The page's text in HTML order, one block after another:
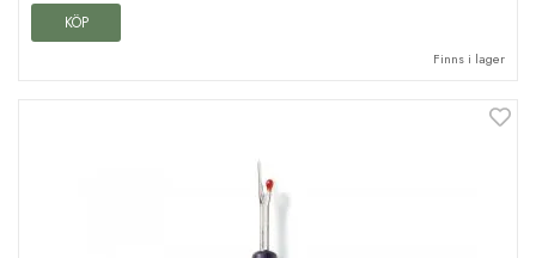
KÖP
Finns i lager